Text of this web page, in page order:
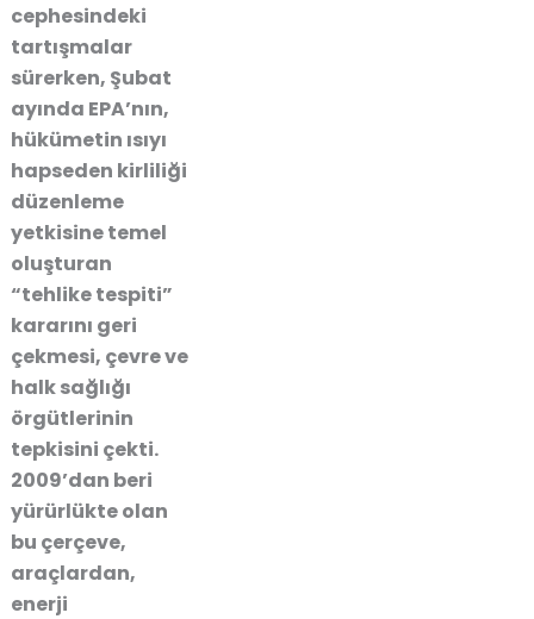
cephesindeki
tartışmalar
sürerken, Şubat
ayında EPA’nın,
hükümetin ısıyı
hapseden kirliliği
düzenleme
yetkisine temel
oluşturan
“tehlike tespiti”
kararını geri
çekmesi, çevre ve
halk sağlığı
örgütlerinin
tepkisini çekti.
2009’dan beri
yürürlükte olan
bu çerçeve,
araçlardan,
enerji